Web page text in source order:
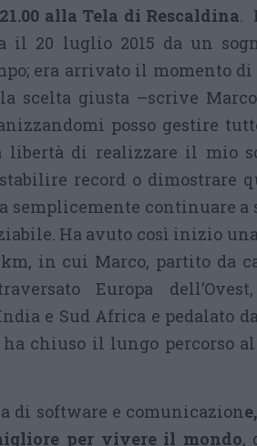
alla Tela di Rescaldina.
il 20 luglio 2015 da un
era arrivato il momento
scelta giusta –scrive
posso gestire
di realizzare il mio
record o dimostrare
semplicemente continuare a
Ha avuto così inizio
in cui Marco, partito da
Europa
e Sud Africa e pedalato
ha chiuso il lungo percorso
di software e comunicazion
per vivere il mondo,
Gli Ambulanti di